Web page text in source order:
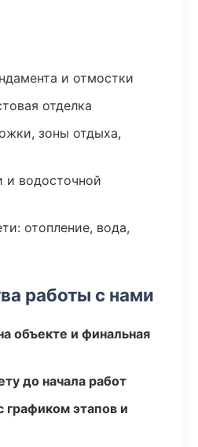
и отмостки
отделка
зоны отдыха,
и водосточной
отопление, вода,
работы с нами
объекте и финальная
до начала работ
графиком этапов и